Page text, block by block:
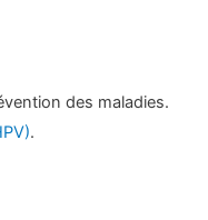
des maladies.
.